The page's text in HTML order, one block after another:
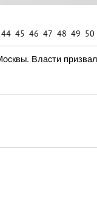
44 45 46 47 48 49 50
Власти